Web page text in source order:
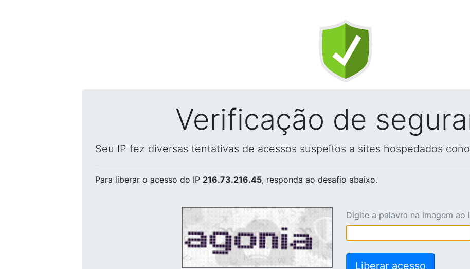
Verificação de
Seu IP fez diversas tentativas de acessos suspeitos a sites hospedados
Para liberar o acesso do IP 216.73.216.45, responda ao desafio abaixo.
Digite a palavra na imagem ao